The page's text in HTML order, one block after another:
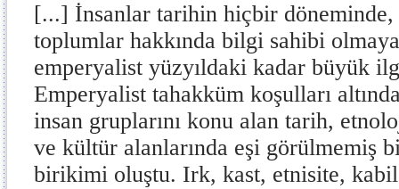
[...] İnsanlar tarihin hiçbir döneminde,
toplumlar hakkında bilgi sahibi
emperyalist yüzyıldaki kadar büyük
Emperyalist tahakküm koşulları
insan gruplarını konu alan tarih,
ve kültür alanlarında eşi görülmemiş
birikimi oluştu. Irk, kast, etnisite,